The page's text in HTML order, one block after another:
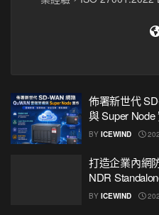
佈署新世代
與 Super Node
BY ICEWIND
打造企業內網
NDR
BY ICEWIND